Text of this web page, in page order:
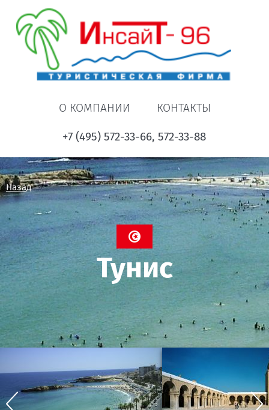
О КОМПАНИИ КОНТАКТЫ
+7 (495) 572-33-66, 572-33-88
Назад
Тунис